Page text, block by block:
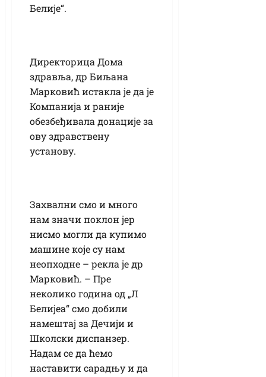
Белије“.
Директорица Дома
здравља, др Биљана
Марковић истакла је да је
Компанија и раније
обезбеђивала донације за
ову здравствену
установу.
Захвални смо и много
нам значи поклон јер
нисмо могли да купимо
машине које су нам
неопходне – рекла је др
Марковић. – Пре
неколико година од „Л
Белијеа“ смо добили
намештај за Дечији и
Школски диспанзер.
Надам се да ћемо
наставити сарадњу и да